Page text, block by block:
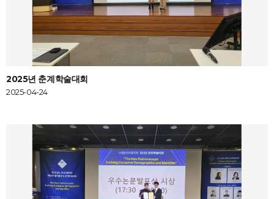
2025년 춘계학술대회
2025-04-24